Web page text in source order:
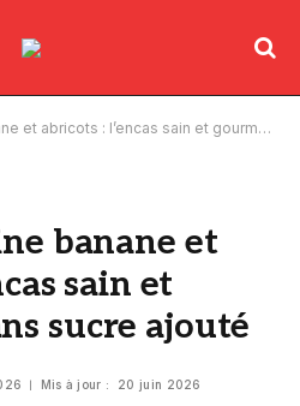
: l’encas sain et gourmand sans sucre ajouté
banane et
sain et
sucre ajouté
Mis à jour : 20 juin 2026